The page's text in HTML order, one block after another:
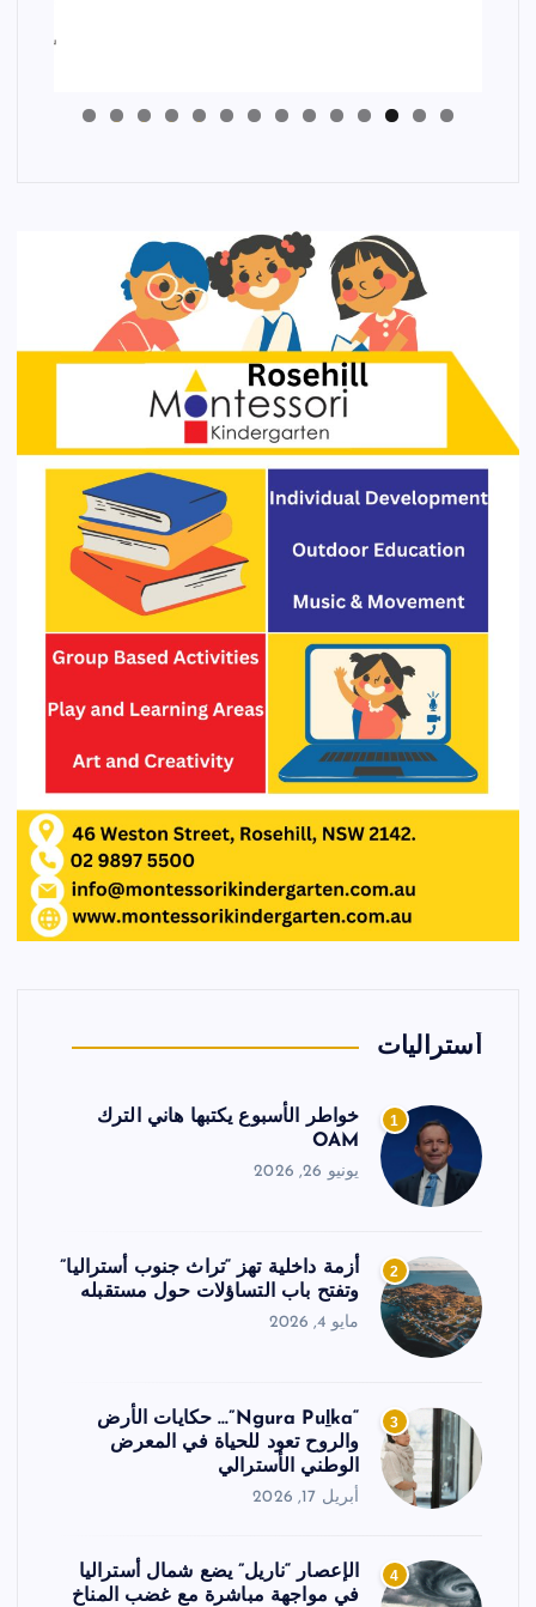
0
1
2
3
4
أستراليات
1
خواطر الأسبوع يكتبها هاني الترك
OAM
يونيو 26, 2026
2
أزمة داخلية تهز “تراث جنوب أستراليا”
وتفتح باب التساؤلات حول مستقبله
مايو 4, 2026
3
“Ngura Puḻka”… حكايات الأرض
والروح تعود للحياة في المعرض
الوطني الأسترالي
أبريل 17, 2026
4
الإعصار “ناريل” يضع شمال أستراليا
في مواجهة مباشرة مع غضب المناخ